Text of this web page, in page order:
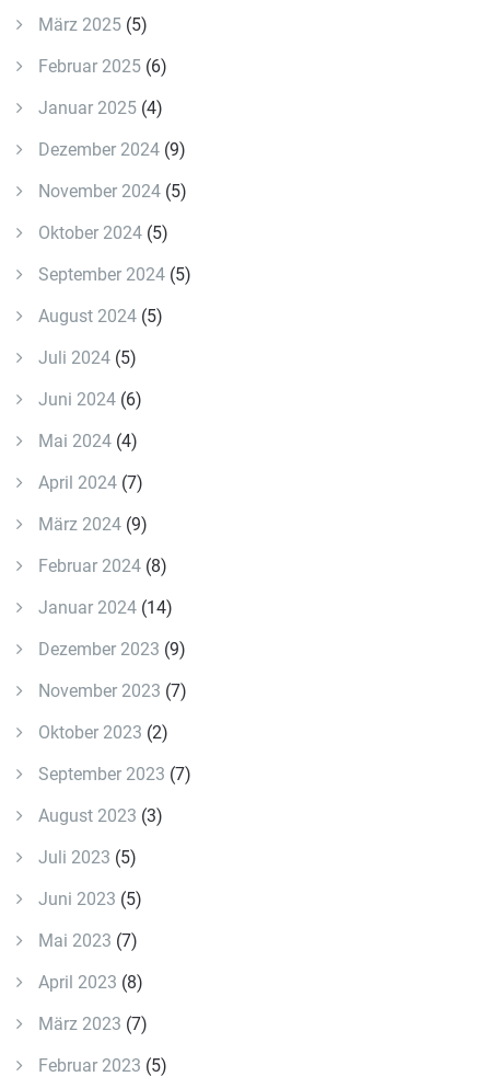
März 2025 (5)
Februar 2025 (6)
Januar 2025 (4)
Dezember 2024 (9)
November 2024 (5)
Oktober 2024 (5)
September 2024 (5)
August 2024 (5)
Juli 2024 (5)
Juni 2024 (6)
Mai 2024 (4)
April 2024 (7)
März 2024 (9)
Februar 2024 (8)
Januar 2024 (14)
Dezember 2023 (9)
November 2023 (7)
Oktober 2023 (2)
September 2023 (7)
August 2023 (3)
Juli 2023 (5)
Juni 2023 (5)
Mai 2023 (7)
April 2023 (8)
März 2023 (7)
Februar 2023 (5)